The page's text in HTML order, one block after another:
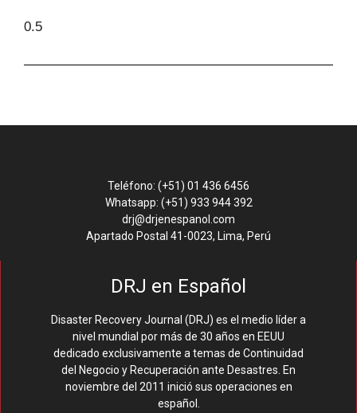
Teléfono: (+51) 01 436 6456
Whatsapp: (+51) 933 944 392
drj@drjenespanol.com
Apartado Postal 41-0023, Lima, Perú
DRJ en Español
Disaster Recovery Journal (DRJ) es el medio líder a
nivel mundial por más de 30 años en EEUU
dedicado exclusivamente a temas de Continuidad
del Negocio y Recuperación ante Desastres. En
noviembre del 2011 inició sus operaciones en
español.